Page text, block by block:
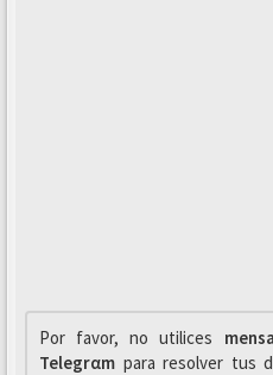
Por favor, no utilices
Telegrαm para resolver tus